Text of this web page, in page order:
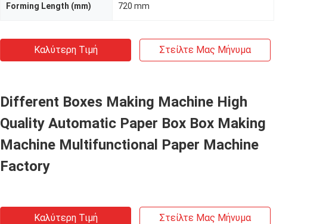
Forming Length (mm) 720 mm
Καλύτερη Τιμή Στείλτε Μας Μήνυμα
Different Boxes Making Machine High
Quality Automatic Paper Box Box Making
Machine Multifunctional Paper Machine
Factory
Καλύτερη Τιμή Στείλτε Μας Μήνυμα